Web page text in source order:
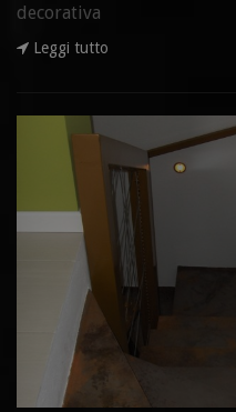
decorativa
Leggi tutto